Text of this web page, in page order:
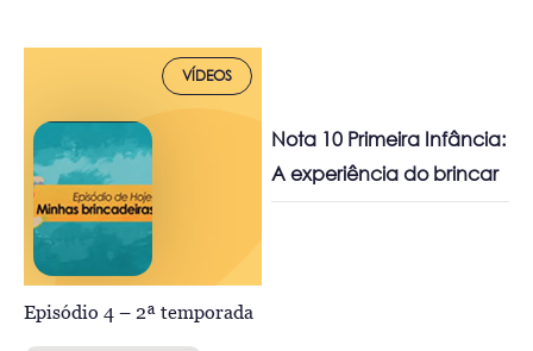
VÍDEOS
Nota 10 Primeira Infância:
A experiência do brincar
Episódio 4 – 2ª temporada